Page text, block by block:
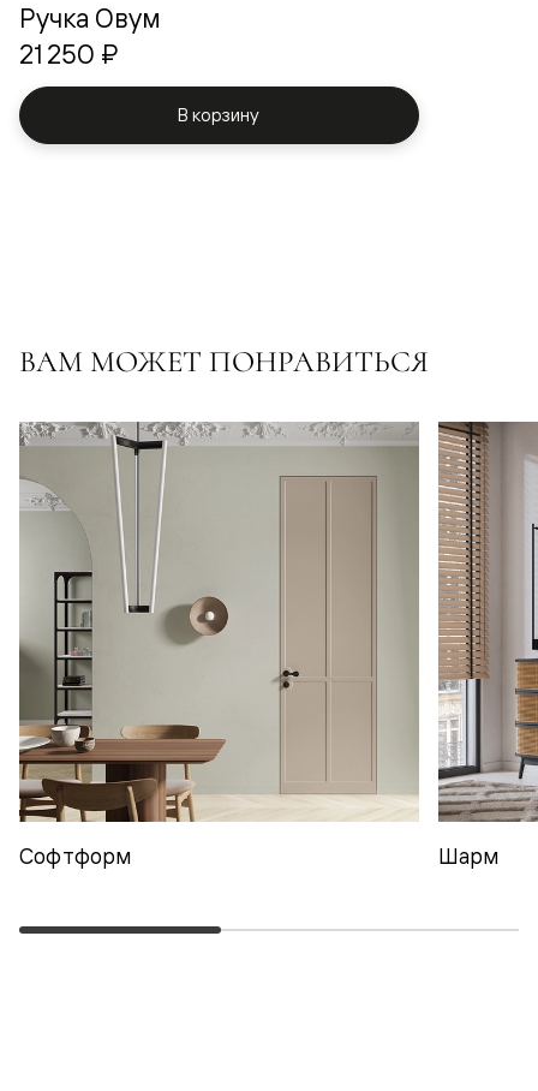
Ручка Овум
21 250 ₽
В корзину
ВАМ МОЖЕТ ПОНРАВИТЬСЯ
Софтформ Шарм